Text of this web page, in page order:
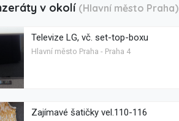
v okolí (Hlavní město Praha)
Televize LG, vč. set-top-boxu
Hlavní město Praha - Praha 4
Zajímavé šatičky vel.110-116